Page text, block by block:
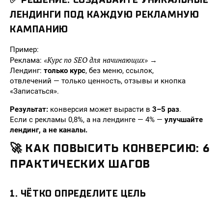
ЛЕНДИНГИ ПОД КАЖДУЮ РЕКЛАМНУЮ
КАМПАНИЮ
Пример:
Реклама: «Курс по SEO для начинающих» →
Лендинг: только курс, без меню, ссылок,
отвлечений — только ценность, отзывы и кнопка
«Записаться».
Результат: конверсия может вырасти в 3–5 раз.
Если с рекламы 0,8%, а на лендинге — 4% — улучшайте
лендинг, а не каналы.
🚀 КАК ПОВЫСИТЬ КОНВЕРСИЮ: 6
ПРАКТИЧЕСКИХ ШАГОВ
1. ЧЁТКО ОПРЕДЕЛИТЕ ЦЕЛЬ